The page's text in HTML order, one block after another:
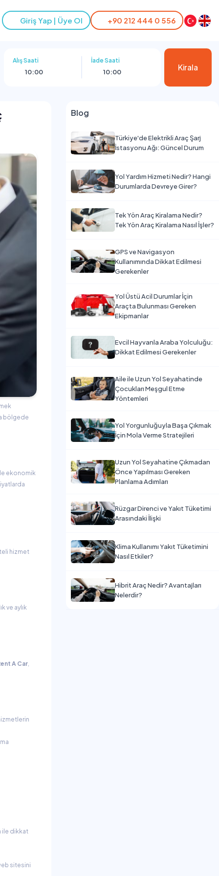
Giriş Yap | Üye Ol +90 212 444 0 556
Alış Saati
10:00
İade Saati
10:00 Kirala
bölgede
ekonomik
hizmet
ve aylık
A Car,
ile dikkat
sitesini
Blog
Türkiye'de Elektrikli Araç Şarj
İstasyonu Ağı: Güncel Durum
Yol Yardım Hizmeti Nedir? Hangi
Durumlarda Devreye Girer?
Tek Yön Araç Kiralama Nedir?
Tek Yön Araç Kiralama Nasıl İşler?
GPS ve Navigasyon
Kullanımında Dikkat Edilmesi
Gerekenler
Yol Üstü Acil Durumlar İçin
Araçta Bulunması Gereken
Ekipmanlar
Evcil Hayvanla Araba Yolculuğu:
Dikkat Edilmesi Gerekenler
Aile ile Uzun Yol Seyahatinde
Çocukları Meşgul Etme
Yöntemleri
Yol Yorgunluğuyla Başa Çıkmak
İçin Mola Verme Stratejileri
Uzun Yol Seyahatine Çıkmadan
Önce Yapılması Gereken
Planlama Adımları
Rüzgar Direnci ve Yakıt Tüketimi
Arasındaki İlişki
Klima Kullanımı Yakıt Tüketimini
Nasıl Etkiler?
Hibrit Araç Nedir? Avantajları
Nelerdir?